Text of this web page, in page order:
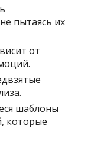
пытаясь их
от
шаблоны
которые